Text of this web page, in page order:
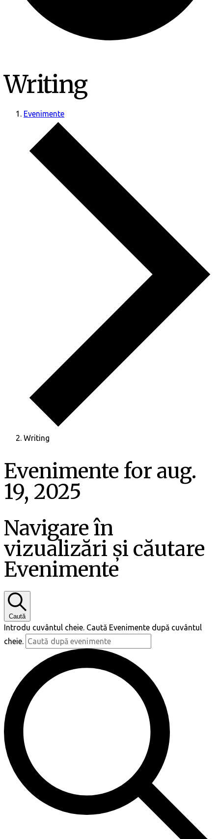
Writing
Evenimente
Writing
Evenimente for aug.
19, 2025
Navigare în
vizualizări și căutare
Evenimente
Caută
Introdu cuvântul cheie. Caută Evenimente după cuvântul
cheie.